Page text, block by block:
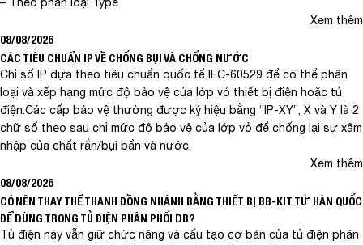
Xem thêm
08/08/2026
CÁC TIÊU CHUẨN IP VỀ CHỐNG BỤI VÀ CHỐNG NƯỚC
Chỉ số IP dựa theo tiêu chuẩn quốc tế IEC-60529 để có thể phân
loại và xếp hạng mức độ bảo vệ của lớp vỏ thiết bị điện hoặc tủ
điện.Các cấp bảo vệ thường được ký hiệu bằng “IP-XY”, X và Y là 2
chữ số theo sau chỉ mức độ bảo vệ của lớp vỏ để chống lại sự xâm
nhập của chất rắn/bụi bẩn và nước.
Xem thêm
08/08/2026
CÓ NÊN THAY THẾ THANH ĐỒNG NHÁNH BẰNG THIẾT BỊ BB-KIT TỪ HÀN QUỐC
ĐỂ DÙNG TRONG TỦ ĐIỆN PHÂN PHỐI DB?
Tủ điện này vẫn giữ chức năng và cấu tạo cơ bản của tủ điện phân